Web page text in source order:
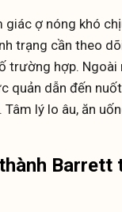
ợ nóng khó
trạng cần theo
trường hợp.
quản dẫn đến
lý lo âu, ăn
Barrett